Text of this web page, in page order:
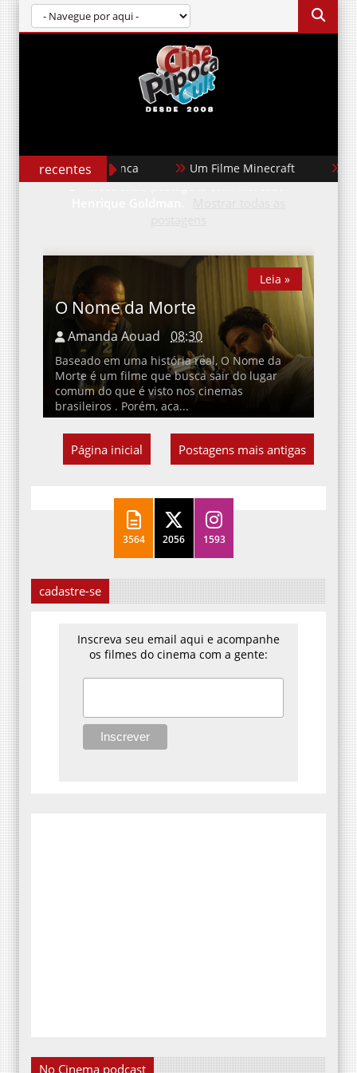
recentesCasablanca Um Filme Minecraft
Mostrando postagens com marcador
O Nome da Morte
Amanda Aouad 08:30
Baseado em uma história real, O Nome da
Morte é um filme que busca sair do lugar
comum do que é visto nos cinemas
brasileiros . Porém, aca...
Leia »
Leia »
Postagens mais antigas
Página inicial
3564 2056 1593
cadastre-se
Inscreva seu email aqui e acompanhe
os filmes do cinema com a gente:
No Cinema podcast